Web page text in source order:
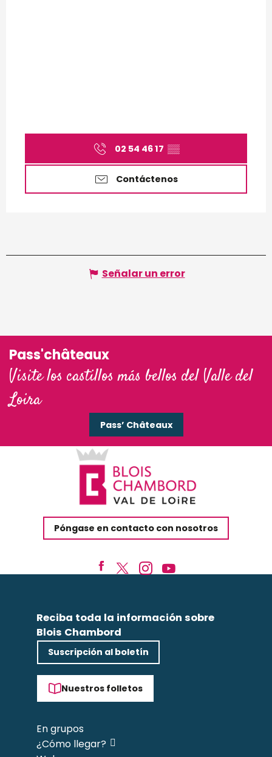
02 54 46 17 ▒▒
Contáctenos
Señalar un error
Pass'châteaux
Visite los castillos más bellos del Valle del
Loira
Pass’ Châteaux
Póngase en contacto con nosotros
Reciba toda la información sobre
Blois Chambord
Suscripción al boletín
Nuestros folletos
En grupos
¿Cómo llegar?